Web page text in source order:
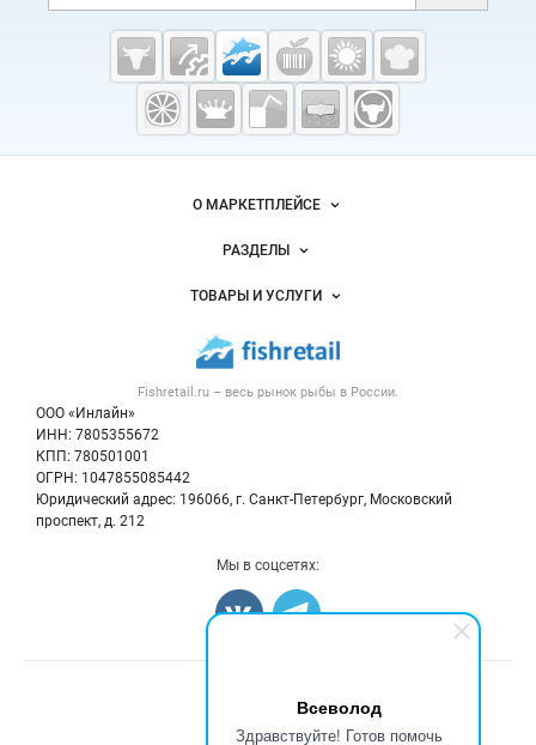
Всеволод
Здравствуйте! Готов помочь
Cсылки на полезные проекты
Fishretail.ru —
рыба,
морепродукты
Важные разделы и контакты
Fishretail.ru – весь рынок рыбы в России.
ООО «Инлайн»
ИНН: 7805355672
КПП: 780501001
ОГРН: 1047855085442
Юридический адрес: 196066, г. Санкт-Петербург, Московский
проспект, д. 212
Навигация по сайтуО МАРКЕТПЛЕЙСЕ
Новости Fishretail.ru
Размещение рекламы
Публичная оферта
Контактная информация
Политика обработки персональных данных
РАЗДЕЛЫ
Объявления
Новости рынка
Блог
ТОВАРЫ И УСЛУГИ
Рыба
Икра
Мы в соцсетях:
Счетчики, авторское право, логотипы